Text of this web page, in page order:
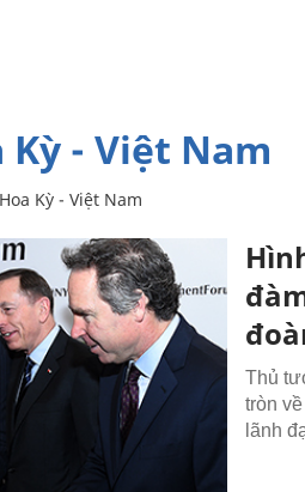
Kỳ - Việt Nam
Kỳ - Việt Nam
Thủ
tròn
lãnh